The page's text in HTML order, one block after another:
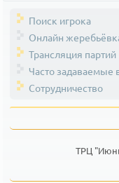
Поиск игрока
Онлайн
Трансляция партий
Часто задаваемые
Сотрудничество
ТРЦ